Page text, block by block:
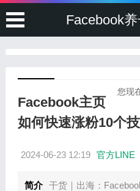
Facebook
您现
Facebook主页
如何快速涨粉10个
2024-06-23 12:19 官方LINE
简介 干货｜出海：